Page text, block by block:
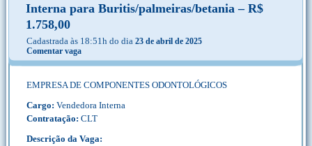
Interna para Buritis/palmeiras/betania – R$
1.758,00
Cadastrada às 18:51h do dia 23 de abril de 2025
Comentar vaga
EMPRESA DE COMPONENTES ODONTOLÓGICOS
Cargo: Vendedora Interna
Contratação: CLT
Descrição da Vaga: